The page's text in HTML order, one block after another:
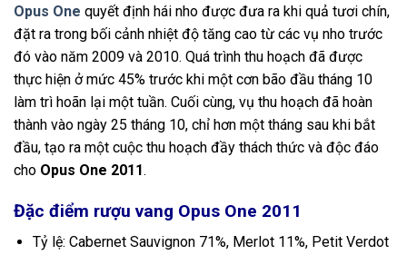
Opus One quyết định hái nho được đưa ra khi quả tươi chín,
đặt ra trong bối cảnh nhiệt độ tăng cao từ các vụ nho trước
đó vào năm 2009 và 2010. Quá trình thu hoạch đã được
thực hiện ở mức 45% trước khi một cơn bão đầu tháng 10
làm trì hoãn lại một tuần. Cuối cùng, vụ thu hoạch đã hoàn
thành vào ngày 25 tháng 10, chỉ hơn một tháng sau khi bắt
đầu, tạo ra một cuộc thu hoạch đầy thách thức và độc đáo
cho Opus One 2011.
Đặc điểm rượu vang Opus One 2011
Tỷ lệ: Cabernet Sauvignon 71%, Merlot 11%, Petit Verdot